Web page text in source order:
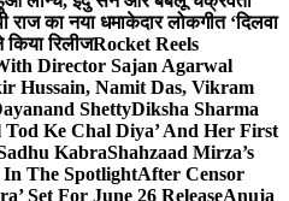
राज का नया धमाकेदार लोकगीत ‘दिलवा
किया रिलीजRocket Reels
Director Sajan Agarwal
Hussain, Namit Das, Vikram
ShettyDiksha Sharma
Ke Chal Diya’ And Her First
KabraShahzaad Mirza’s
The SpotlightAfter Censor
Set For June 26 ReleaseAnuja